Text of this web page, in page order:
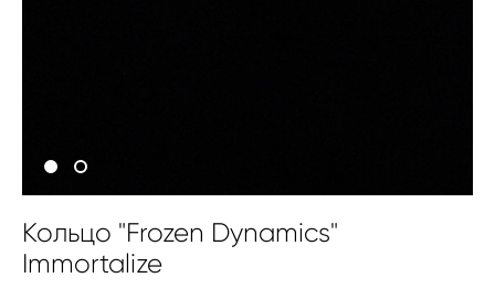
Кольцо "Frozen Dynamics"
Immortalize